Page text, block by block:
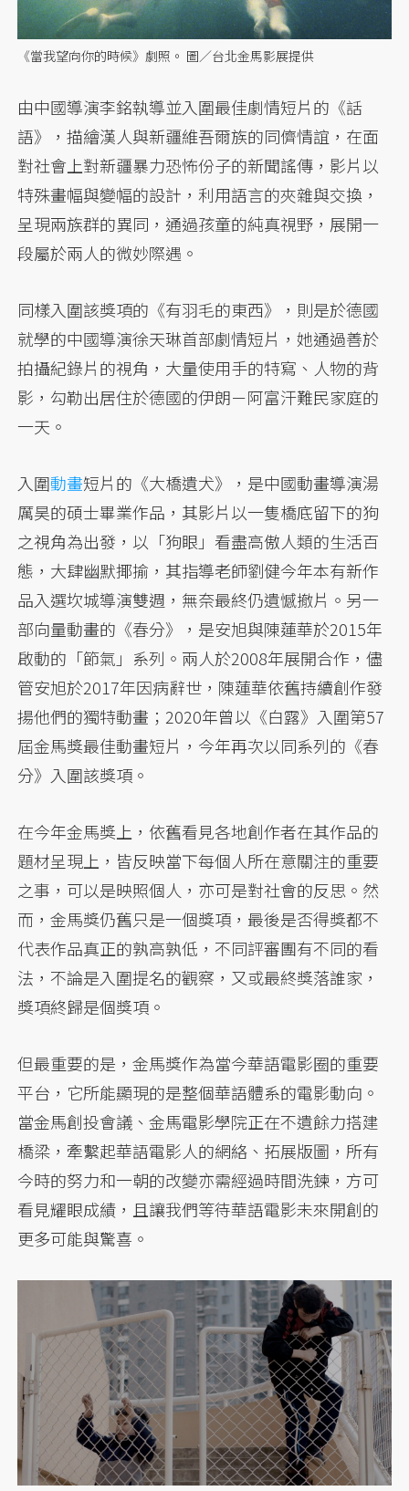
《當我望向你的時候》劇照。 圖／台北金馬影展提供
由中國導演李銘執導並入圍最佳劇情短片的《話
語》，描繪漢人與新疆維吾爾族的同儕情誼，在面
對社會上對新疆暴力恐怖份子的新聞謠傳，影片以
特殊畫幅與變幅的設計，利用語言的夾雜與交換，
呈現兩族群的異同，通過孩童的純真視野，展開一
段屬於兩人的微妙際遇。
同樣入圍該獎項的《有羽毛的東西》，則是於德國
就學的中國導演徐天琳首部劇情短片，她通過善於
拍攝紀錄片的視角，大量使用手的特寫、人物的背
影，勾勒出居住於德國的伊朗－阿富汗難民家庭的
一天。
入圍動畫短片的《大橋遺犬》，是中國動畫導演湯
厲昊的碩士畢業作品，其影片以一隻橋底留下的狗
之視角為出發，以「狗眼」看盡高傲人類的生活百
態，大肆幽默揶揄，其指導老師劉健今年本有新作
品入選坎城導演雙週，無奈最終仍遺憾撤片。另一
部向量動畫的《春分》，是安旭與陳蓮華於2015年
啟動的「節氣」系列。兩人於2008年展開合作，儘
管安旭於2017年因病辭世，陳蓮華依舊持續創作發
揚他們的獨特動畫；2020年曾以《白露》入圍第57
屆金馬獎最佳動畫短片，今年再次以同系列的《春
分》入圍該獎項。
在今年金馬獎上，依舊看見各地創作者在其作品的
題材呈現上，皆反映當下每個人所在意關注的重要
之事，可以是映照個人，亦可是對社會的反思。然
而，金馬獎仍舊只是一個獎項，最後是否得獎都不
代表作品真正的孰高孰低，不同評審團有不同的看
法，不論是入圍提名的觀察，又或最終獎落誰家，
獎項終歸是個獎項。
但最重要的是，金馬獎作為當今華語電影圈的重要
平台，它所能顯現的是整個華語體系的電影動向。
當金馬創投會議、金馬電影學院正在不遺餘力搭建
橋梁，牽繫起華語電影人的網絡、拓展版圖，所有
今時的努力和一朝的改變亦需經過時間洗鍊，方可
看見耀眼成績，且讓我們等待華語電影未來開創的
更多可能與驚喜。